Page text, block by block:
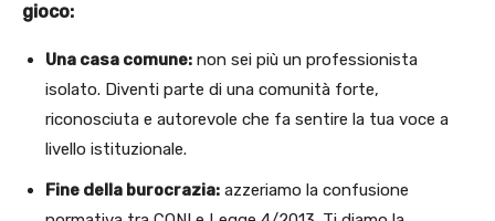
gioco:
Una casa comune: non sei più un professionista
isolato. Diventi parte di una comunità forte,
riconosciuta e autorevole che fa sentire la tua voce a
livello istituzionale.
Fine della burocrazia: azzeriamo la confusione